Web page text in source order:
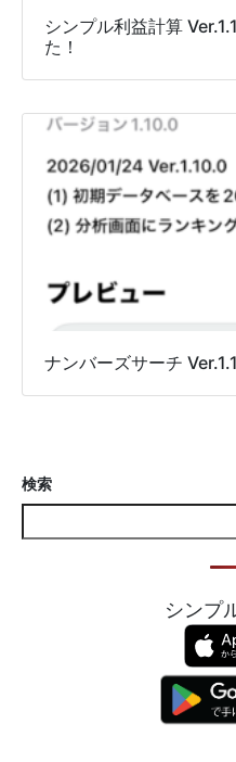
シンプル利益計算
た！
ナンバーズサーチ
検索
シンプ